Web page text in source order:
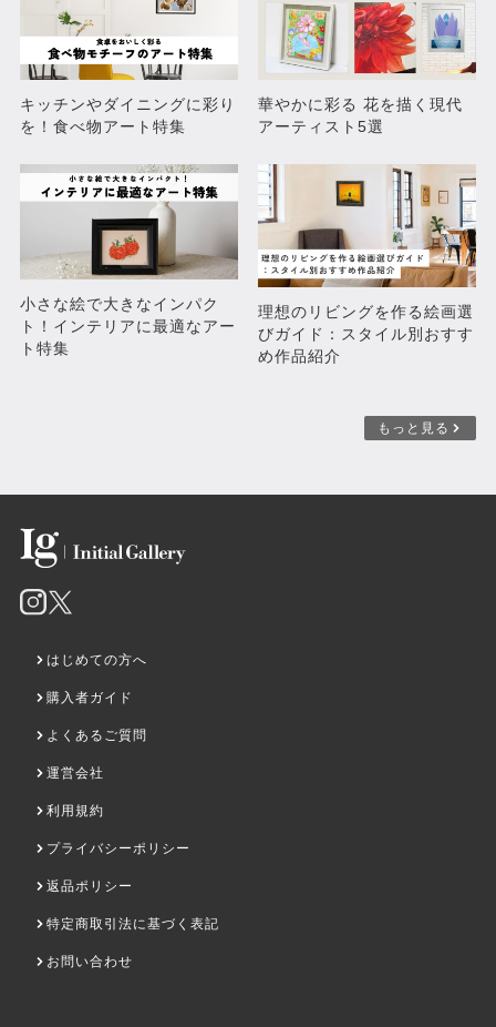
涙鯉
春花
¥11,000
猫像
¥11,000
黒蛸（コクショウ）
キッチンやダイニングに彩り
を！食べ物アート特集
華やかに彩る 花を描く現代
アーティスト5選
小さな絵で大きなインパク
ト！インテリアに最適なアー
ト特集
理想のリビングを作る絵画選
びガイド：スタイル別おすす
め作品紹介
もっと見る
はじめての方へ
購入者ガイド
よくあるご質問
運営会社
利用規約
プライバシーポリシー
返品ポリシー
特定商取引法に基づく表記
お問い合わせ